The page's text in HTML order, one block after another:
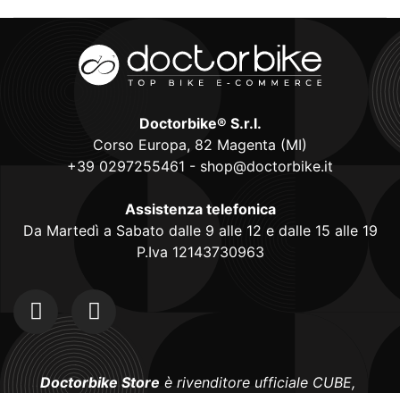
Doctorbike® S.r.l.
Corso Europa, 82 Magenta (MI)
+39 0297255461 - shop@doctorbike.it
Assistenza telefonica
Da Martedì a Sabato dalle 9 alle 12 e dalle 15 alle 19
P.Iva 12143730963
Doctorbike Store è rivenditore ufficiale CUBE,